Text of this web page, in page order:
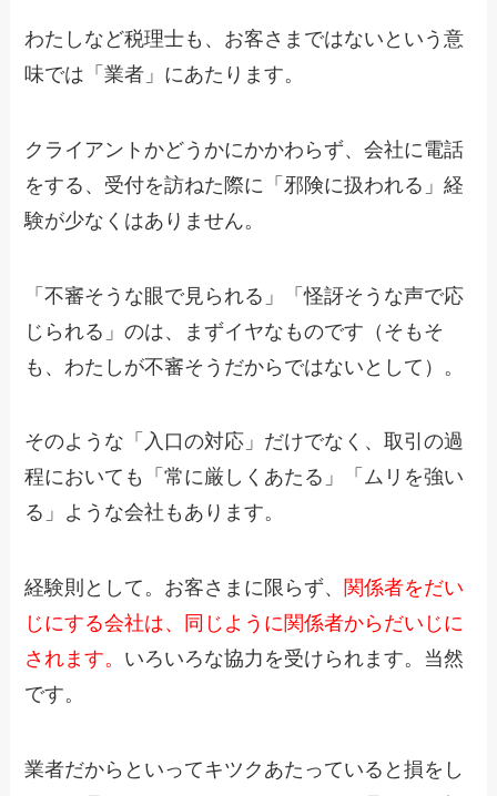
わたしなど税理士も、お客さまではないという意
味では「業者」にあたります。
クライアントかどうかにかかわらず、会社に電話
をする、受付を訪ねた際に「邪険に扱われる」経
験が少なくはありません。
「不審そうな眼で見られる」「怪訝そうな声で応
じられる」のは、まずイヤなものです（そもそ
も、わたしが不審そうだからではないとして）。
そのような「入口の対応」だけでなく、取引の過
程においても「常に厳しくあたる」「ムリを強い
る」ような会社もあります。
経験則として。お客さまに限らず、 関係者をだい
じにする会社は、同じように関係者からだいじに
されます。 いろいろな協力を受けられます。当然
です。
業者だからといってキツクあたっていると損をし